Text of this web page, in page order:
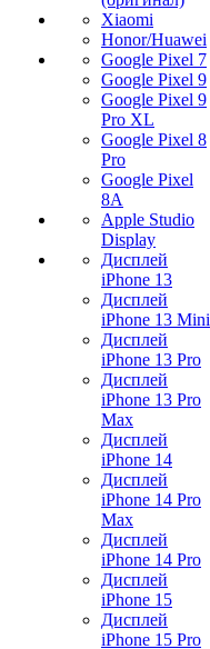
Xiaomi
Honor/Huawei
Google Pixel 7
Google Pixel 9
Google Pixel 9
Pro XL
Google Pixel 8
Pro
Google Pixel
8A
Apple Studio
Display
Дисплей
iPhone 13
Дисплей
iPhone 13 Mini
Дисплей
iPhone 13 Pro
Дисплей
iPhone 13 Pro
Max
Дисплей
iPhone 14
Дисплей
iPhone 14 Pro
Max
Дисплей
iPhone 14 Pro
Дисплей
iPhone 15
Дисплей
iPhone 15 Pro